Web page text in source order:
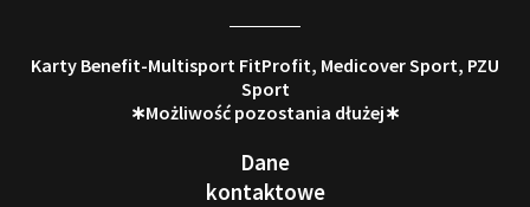
Karty Benefit-Multisport FitProfit, Medicover Sport, PZU
Sport
∗Możliwość pozostania dłużej∗
Dane
kontaktowe